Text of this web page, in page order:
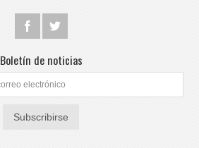
Boletín de noticias
Subscribirse